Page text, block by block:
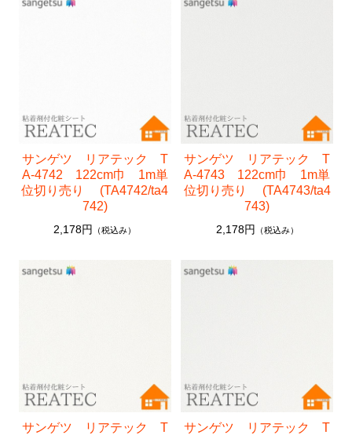
サンゲツ リアテック T
A-4742 122cm巾 1m単
位切り売り (TA4742/ta4
742)
2,178円 （税込み）
サンゲツ リアテック T
A-4743 122cm巾 1m単
位切り売り (TA4743/ta4
743)
2,178円 （税込み）
サンゲツ リアテック T
サンゲツ リアテック T